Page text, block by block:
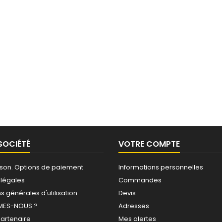
Options de paiement
générales d'utilisation
NOUS ?
VOTRE COMPTE
Informations personnelles
Commandes
Devis
Adresses
Mes alertes